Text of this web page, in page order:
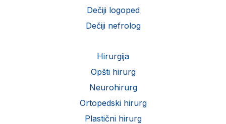
Dečiji logoped
Dečiji nefrolog
Hirurgija
Opšti hirurg
Neurohirurg
Ortopedski hirurg
Plastični hirurg